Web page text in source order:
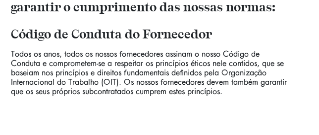
garantir o cumprimento das nossas normas:
Código de Conduta do Fornecedor
Todos os anos, todos os nossos fornecedores assinam o nosso Código de
Conduta e comprometem-se a respeitar os princípios éticos nele contidos, que se
baseiam nos princípios e direitos fundamentais definidos pela Organização
Internacional do Trabalho (OIT). Os nossos fornecedores devem também garantir
que os seus próprios subcontratados cumprem estes princípios.